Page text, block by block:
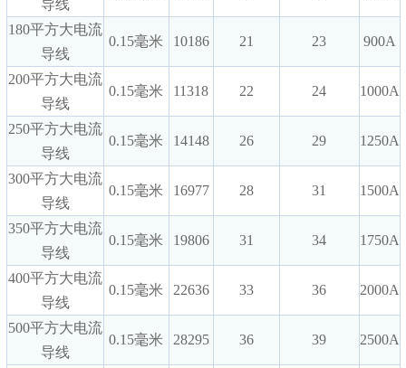
导线
180平方大电流
导线
0.15毫米 10186 21 23 900A
200平方大电流
导线
0.15毫米 11318 22 24 1000A
250平方大电流
导线
0.15毫米 14148 26 29 1250A
300平方大电流
导线
0.15毫米 16977 28 31 1500A
350平方大电流
导线
0.15毫米 19806 31 34 1750A
400平方大电流
导线
0.15毫米 22636 33 36 2000A
500平方大电流
导线
0.15毫米 28295 36 39 2500A